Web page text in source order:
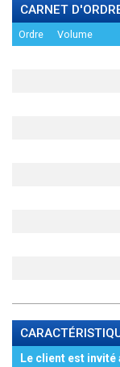
CARNET
Ordre Volume
Le client est